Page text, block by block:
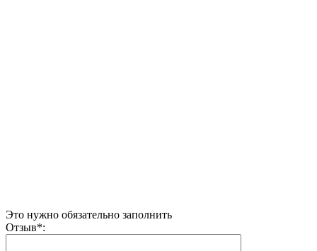
Это нужно обязательно заполнить
Отзыв*: